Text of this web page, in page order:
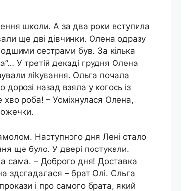
школи. А за два роки вступила
ще дві дівчинки. Олена одразу
сестрами був. За кілька
У третій декаді грудня Олена
ліkування. Ольга почала
назад взяла у когось із
хво роба! – Усміхнулася Олена,
Наступного дня Лені стало
ще було. У двері постукали.
сама. – Доброго дня! Доставка
здогадалася – брат Олі. Ольга
і про самого брата, який